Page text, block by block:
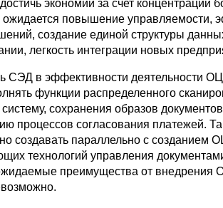
экономии за счет концентрации
ожидается повышение управляемости,
создание единой структуры
легкость интеграции новых
СЭД в эффективности деятельности
функции распределенного
сохранения образов
процессов согласования платежей.
создавать параллельно с
технологий управления
преимущества от внедрения